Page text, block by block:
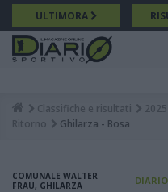
Salta
al
contenuto
principale
ULTIMORA
Breadcrumb
Classifiche e risultati
Ritorno
Ghilarza - Bosa
COMUNALE WALTER
FRAU, GHILARZA